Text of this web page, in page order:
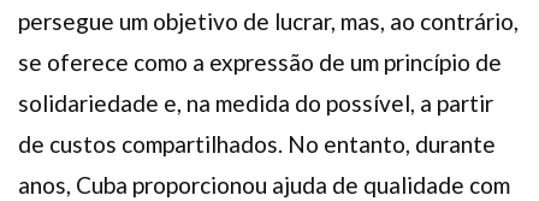
persegue um objetivo de lucrar, mas, ao contrário,
se oferece como a expressão de um princípio de
solidariedade e, na medida do possível, a partir
de custos compartilhados. No entanto, durante
anos, Cuba proporcionou ajuda de qualidade com